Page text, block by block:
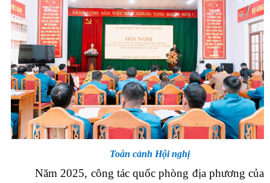
Toàn cảnh Hội nghị
Năm 2025, công tác quốc phòng địa phương của